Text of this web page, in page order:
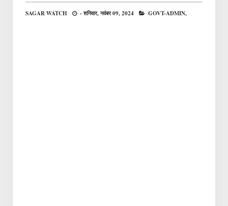
SAGAR WATCH -शनिवार, नवंबर 09, 2024 GOVT-ADMIN,